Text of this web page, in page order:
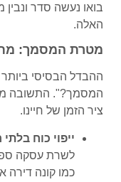
בואו נעשה סדר
האלה.
מטרת המסמך:
ההבדל הבסיסי
המסמך?". התשובה
ציר הזמן של חיינו.
ייפוי כוח בלתי
לשרת עסקה
כמו קונה דירה